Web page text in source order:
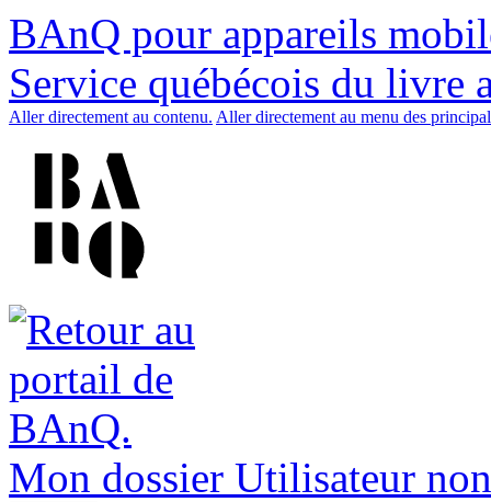
BAnQ pour appareils
Service québécois du livre
Aller directement au contenu. Aller directement au menu des
Mon dossier Utilisateur